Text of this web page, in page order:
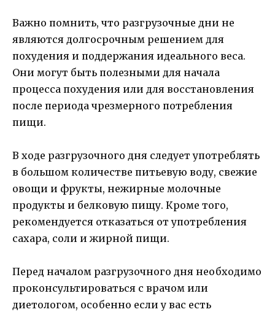
Важно помнить, что разгрузочные дни не
являются долгосрочным решением для
похудения и поддержания идеального веса.
Они могут быть полезными для начала
процесса похудения или для восстановления
после периода чрезмерного потребления
пищи.
В ходе разгрузочного дня следует употреблять
в большом количестве питьевую воду, свежие
овощи и фрукты, нежирные молочные
продукты и белковую пищу. Кроме того,
рекомендуется отказаться от употребления
сахара, соли и жирной пищи.
Перед началом разгрузочного дня необходимо
проконсультироваться с врачом или
диетологом, особенно если у вас есть